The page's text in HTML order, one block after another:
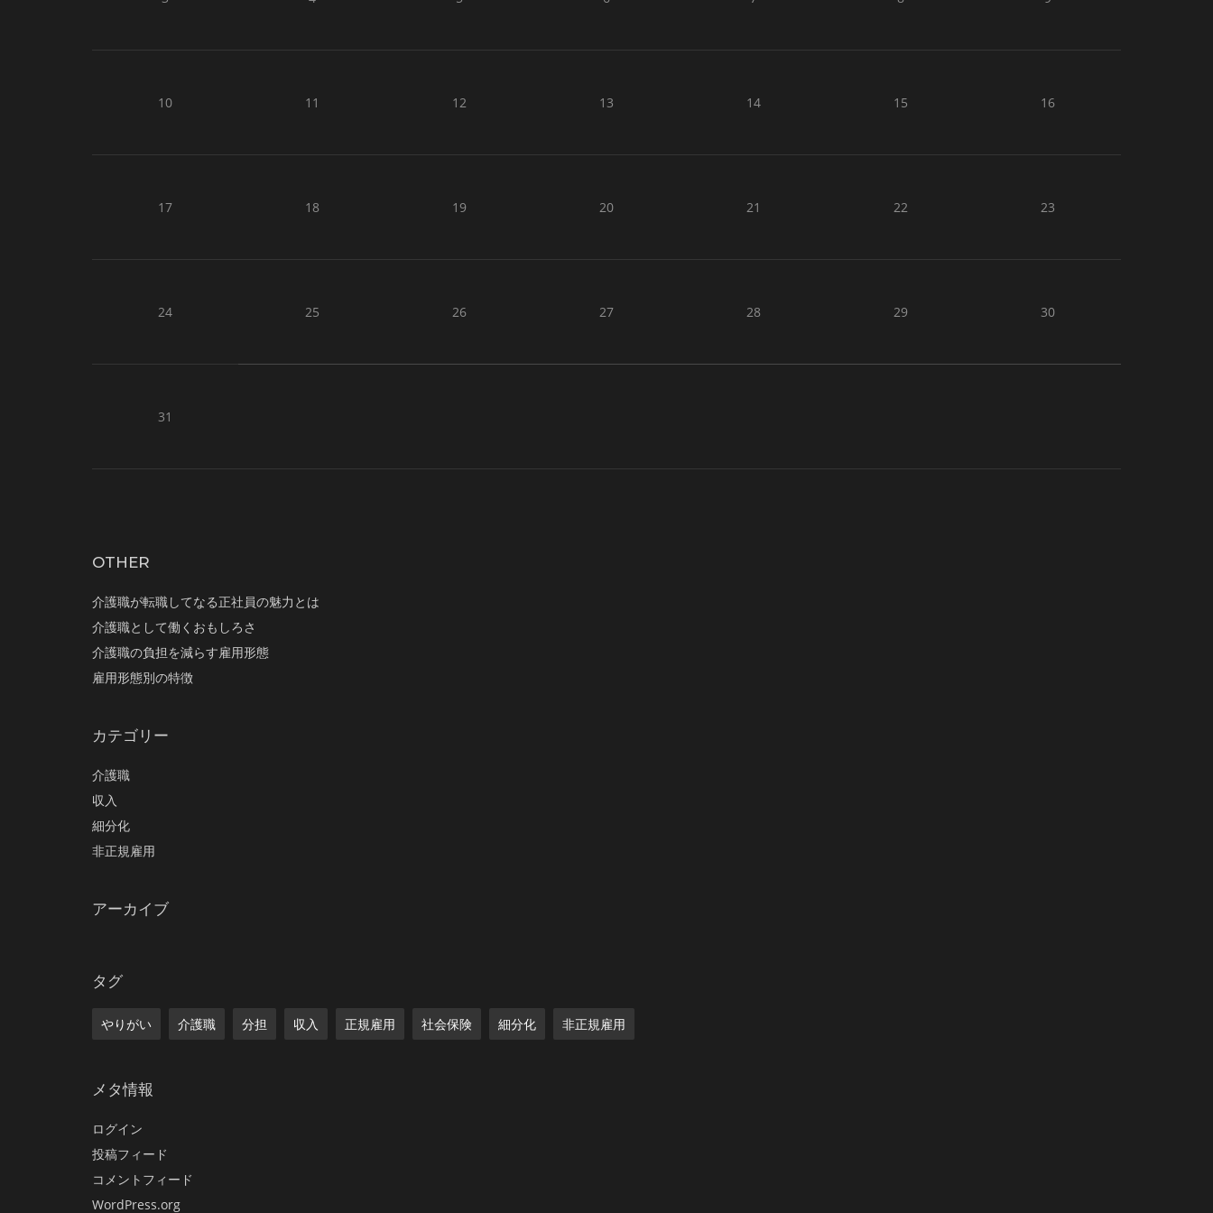
10 11 12 13 14 15 16
17 18 19 20 21 22 23
24 25 26 27 28 29 30
31
OTHER
介護職が転職してなる正社員の魅力とは
介護職として働くおもしろさ
介護職の負担を減らす雇用形態
雇用形態別の特徴
カテゴリー
介護職
収入
細分化
非正規雇用
アーカイブ
タグ
やりがい 介護職 分担 収入 正規雇用 社会保険 細分化 非正規雇用
メタ情報
ログイン
投稿フィード
コメントフィード
WordPress.org